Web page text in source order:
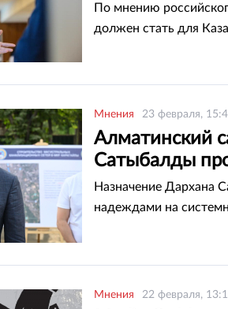
По мнению
должен стать для
Мнения 23 февраля,
Алматинский
Сатыбалды
Назначение Дархана
надеждами на
Мнения 22 февраля,